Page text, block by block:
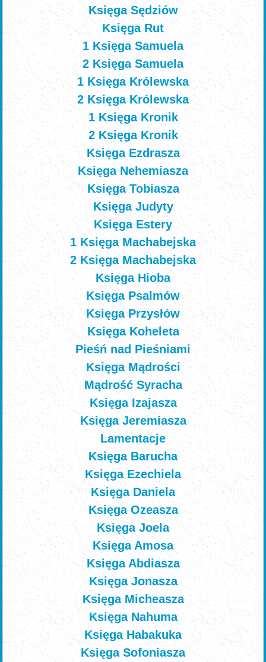
Księga Sędziów
Księga Rut
1 Księga Samuela
2 Księga Samuela
1 Księga Królewska
2 Księga Królewska
1 Księga Kronik
2 Księga Kronik
Księga Ezdrasza
Księga Nehemiasza
Księga Tobiasza
Księga Judyty
Księga Estery
1 Księga Machabejska
2 Księga Machabejska
Księga Hioba
Księga Psalmów
Księga Przysłów
Księga Koheleta
Pieśń nad Pieśniami
Księga Mądrości
Mądrość Syracha
Księga Izajasza
Księga Jeremiasza
Lamentacje
Księga Barucha
Księga Ezechiela
Księga Daniela
Księga Ozeasza
Księga Joela
Księga Amosa
Księga Abdiasza
Księga Jonasza
Księga Micheasza
Księga Nahuma
Księga Habakuka
Księga Sofoniasza